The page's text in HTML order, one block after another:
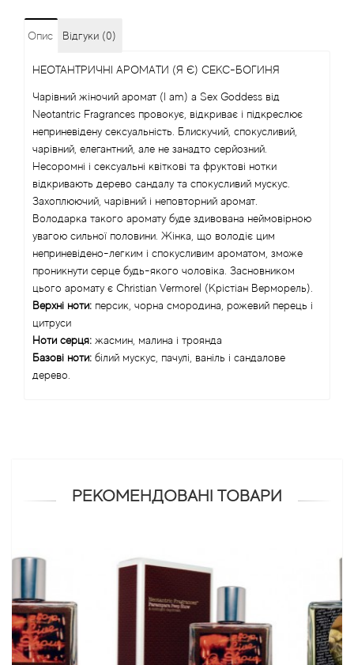
Опис Відгуки (0)
НЕОТАНТРИЧНІ АРОМАТИ (Я Є) СЕКС-БОГИНЯ
Чарівний жіночий аромат (I am) a Sex Goddess від
Neotantric Fragrances провокує, відкриває і підкреслює
неприневідену сексуальність. Блискучий, спокусливий,
чарівний, елегантний, але не занадто серйозний.
Несоромні і сексуальні квіткові та фруктові нотки
відкривають дерево сандалу та спокусливий мускус.
Захоплюючий, чарівний і неповторний аромат.
Володарка такого аромату буде здивована неймовірною
увагою сильної половини. Жінка, що володіє цим
неприневідено-легким і спокусливим ароматом, зможе
проникнути серце будь-якого чоловіка. Засновником
цього аромату є Christian Vermorel (Крістіан Верморель).
Верхні ноти: персик, чорна смородина, рожевий перець і
цитруси
Ноти серця: жасмин, малина і троянда
Базові ноти: білий мускус, пачулі, ваніль і сандалове
дерево.
РЕКОМЕНДОВАНІ ТОВАРИ
Alexandre J
Alyson Oldoini
Alyssa Ashley
American Crew
Amouage
Amouroud
Andre L'Arom
Angel Schlesser
Anima Mundi
Anne Fontaine
Antonia's Flowers
Antonio Banderas
Antonio Puig